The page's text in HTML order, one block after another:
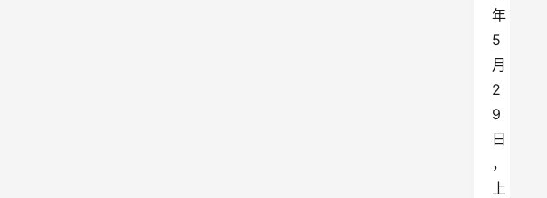
年
5
月
2
9
日
，
上